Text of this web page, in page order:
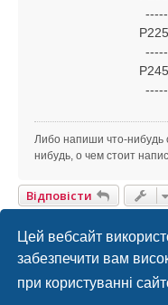
Цей вебсайт
забезпечити вам
при користуванні
Либо напиши что-нибудь
нибудь, о чем стоит
Відповісти